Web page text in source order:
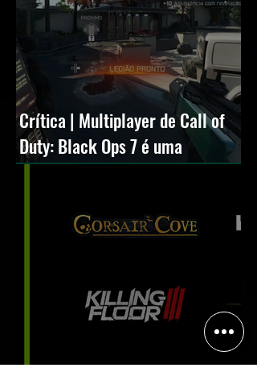
Crítica | Multiplayer de Call of
Duty: Black Ops 7 é uma
experiência positiva, divertida e